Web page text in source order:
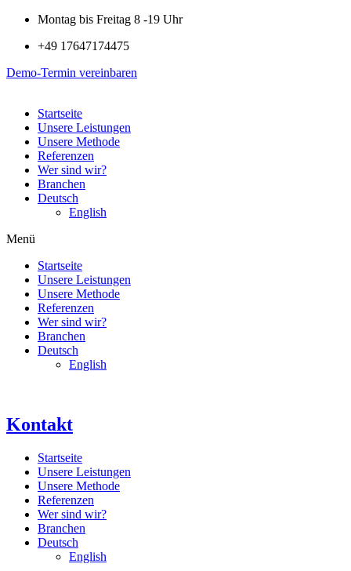
Montag bis Freitag 8 -19 Uhr
+49 17647174475
Demo-Termin vereinbaren
Startseite
Unsere Leistungen
Unsere Methode
Referenzen
Wer sind wir?
Branchen
Deutsch
English
Menü
Startseite
Unsere Leistungen
Unsere Methode
Referenzen
Wer sind wir?
Branchen
Deutsch
English
Kontakt
Startseite
Unsere Leistungen
Unsere Methode
Referenzen
Wer sind wir?
Branchen
Deutsch
English